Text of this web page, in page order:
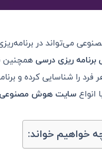
می‌تواند در
ریزی درسی همچنین
را شناسایی کرده و
انواع سایت هوش مصنوعی
خواهیم خواند: